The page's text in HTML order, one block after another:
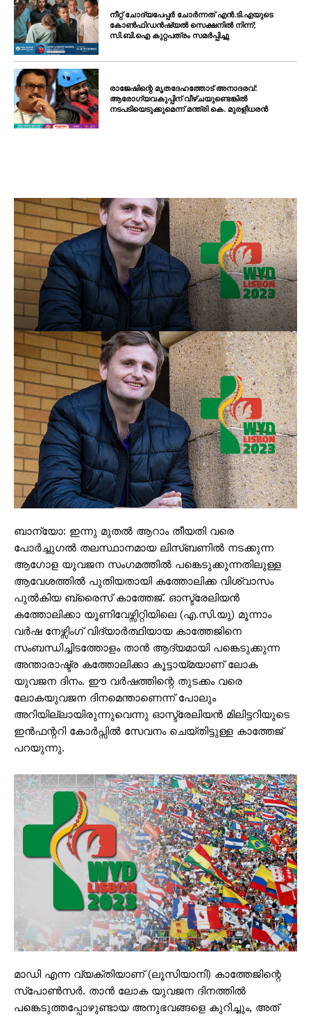
നീറ്റ് ചോദ്യപേപ്പർ ചോർന്നത് എൻ.ടി.എയുടെ
കോൺഫിഡൻഷ്യൽ സെക്ഷനിൽ നിന്ന്;
സി.ബി.ഐ കുറ്റപത്രം സമർപ്പിച്ചു
രാജേഷിന്റെ മൃതദേഹത്തോട് അനാദരവ്:
ആരോഗ്യവകുപ്പിന് വീഴ്ചയുണ്ടെങ്കിൽ
നടപടിയെടുക്കുമെന്ന് മന്ത്രി കെ. മുരളീധരൻ
ബാന്യോ: ഇന്നു മുതല്‍ ആറാം തീയതി വരെ
പോര്‍ച്ചുഗല്‍ തലസ്ഥാനമായ ലിസ്ബണില്‍ നടക്കുന്ന
ആഗോള യുവജന സംഗമത്തില്‍ പങ്കെടുക്കുന്നതിലുള്ള
ആവേശത്തില്‍ പുതിയതായി കത്തോലിക്ക വിശ്വാസം
പുല്‍കിയ ബ്രൈസ് കാത്തേജ്. ഓസ്ട്രേലിയന്‍
കത്തോലിക്കാ യൂണിവേഴ്സിറ്റിയിലെ (എ.സി.യു) മൂന്നാം
വര്‍ഷ നേഴ്സിംഗ് വിദ്യാര്‍ത്ഥിയായ കാത്തേജിനെ
സംബന്ധിച്ചിടത്തോളം താന്‍ ആദ്യമായി പങ്കെടുക്കുന്ന
അന്താരാഷ്ട്ര കത്തോലിക്കാ കൂട്ടായ്മയാണ് ലോക
യുവജന ദിനം. ഈ വര്‍ഷത്തിന്റെ തുടക്കം വരെ
ലോകയുവജന ദിനമെന്താണെന്ന് പോലും
അറിയില്ലായിരുന്നുവെന്നു ഓസ്ട്രേലിയന്‍ മിലിട്ടറിയുടെ
ഇന്‍ഫന്ററി കോര്‍പ്സില്‍ സേവനം ചെയ്തിട്ടുള്ള കാത്തേജ്
പറയുന്നു.
മാഡി എന്ന വ്യക്തിയാണ് (ലൂസിയാനി) കാത്തേജിന്റെ
സ്പോണ്‍സര്‍. താന്‍ ലോക യുവജന ദിനത്തില്‍
പങ്കെടുത്തപ്പോഴുണ്ടായ അനുഭവങ്ങളെ കുറിച്ചും, അത്